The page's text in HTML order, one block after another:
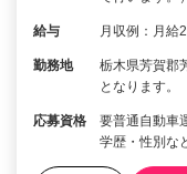
給与 月収例：月給
勤務地
栃木県芳賀
となります。
応募資格
要普通自動車
学歴・性別な